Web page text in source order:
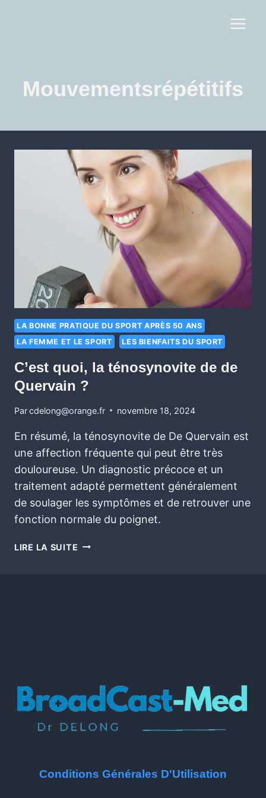
Mouvementsrépétitifs
LA BONNE PRATIQUE DU SPORT APRÈS 50 ANS
LA FEMME ET LE SPORT
LES BIENFAITS DU SPORT
C’est quoi, la ténosynovite de de
Quervain ?
Parcdelong@orange.fr novembre 18, 2024
En résumé, la ténosynovite de De Quervain est
une affection fréquente qui peut être très
douloureuse. Un diagnostic précoce et un
traitement adapté permettent généralement
de soulager les symptômes et de retrouver une
fonction normale du poignet.
LIRE LA SUITE
Conditions Générales D'Utilisation